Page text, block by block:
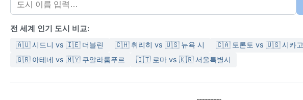
전 세계 인기 도시 비교:
🇦🇺 시드니 vs 🇮🇪 더블린 🇨🇭 취리히 vs 🇺🇸 뉴욕 시 🇨🇦 토론토 vs 🇺🇸 시카고
🇬🇷 아테네 vs 🇲🇾 쿠알라룸푸르
🇮🇹 로마 vs 🇰🇷 서울특별시